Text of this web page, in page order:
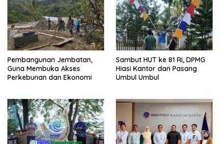
Pembangunan Jembatan,
Guna Membuka Akses
Perkebunan dan Ekonomi
Sambut HUT ke 81 RI, DPMG
Hiasi Kantor dan Pasang
Umbul Umbul